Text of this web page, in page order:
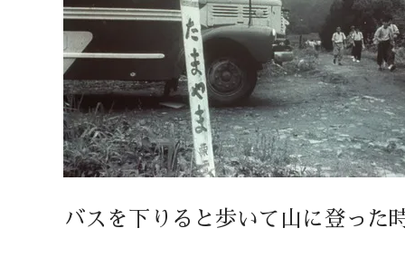
バスを下りると歩いて山に登った